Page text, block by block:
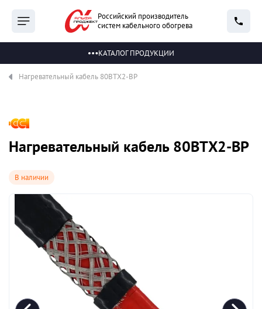
Российский производитель
систем кабельного обогрева
КАТАЛОГ ПРОДУКЦИИ
Нагревательный кабель 80ВТХ2-BP
В наличии
Нагревательный кабель 80ВТХ2-BP